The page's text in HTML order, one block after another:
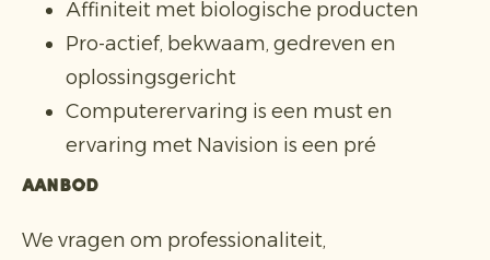
Affiniteit met biologische producten
Pro-actief, bekwaam, gedreven en
oplossingsgericht
Computerervaring is een must en
ervaring met Navision is een pré
Aanbod
We vragen om professionaliteit,